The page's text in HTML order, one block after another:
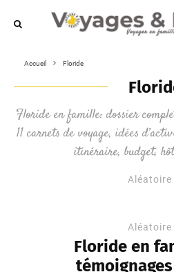
Accueil Floride
Floride en famille: dossier
11 carnets de voyage, idées
itinéraire, budget,
Aléatoire
Aléatoire
Floride en